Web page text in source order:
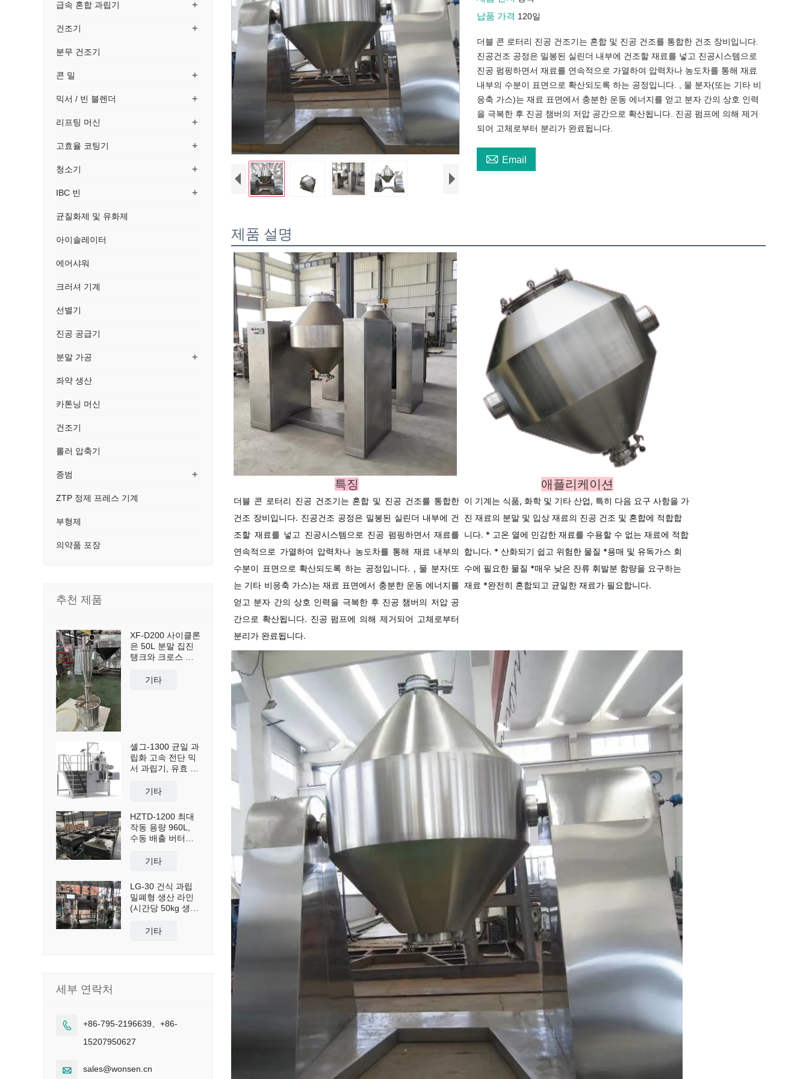
납품 가격 120일
더블 콘 로터리 진공 건조기는 혼합 및 진공 건조를 통합한 건조 장비입니다.
진공건조 공정은 밀봉된 실린더 내부에 건조할 재료를 넣고 진공시스템으로
진공 펌핑하면서 재료를 연속적으로 가열하여 압력차나 농도차를 통해 재료
내부의 수분이 표면으로 확산되도록 하는 공정입니다. , 물 분자(또는 기타 비
응축 가스)는 재료 표면에서 충분한 운동 에너지를 얻고 분자 간의 상호 인력
을 극복한 후 진공 챔버의 저압 공간으로 확산됩니다. 진공 펌프에 의해 제거
되어 고체로부터 분리가 완료됩니다.
 Email
제품 설명
특징
더블 콘 로터리 진공 건조기는 혼합 및 진공 건조를 통합한
건조 장비입니다. 진공건조 공정은 밀봉된 실린더 내부에 건
조할 재료를 넣고 진공시스템으로 진공 펌핑하면서 재료를
연속적으로 가열하여 압력차나 농도차를 통해 재료 내부의
수분이 표면으로 확산되도록 하는 공정입니다. , 물 분자(또
는 기타 비응축 가스)는 재료 표면에서 충분한 운동 에너지를
얻고 분자 간의 상호 인력을 극복한 후 진공 챔버의 저압 공
간으로 확산됩니다. 진공 펌프에 의해 제거되어 고체로부터
분리가 완료됩니다.
애플리케이션
이 기계는 식품, 화학 및 기타 산업, 특히 다음 요구 사항을 가
진 재료의 분말 및 입상 재료의 진공 건조 및 혼합에 적합합
니다. * 고온 열에 민감한 재료를 수용할 수 없는 재료에 적합
합니다. * 산화되기 쉽고 위험한 물질 *용매 및 유독가스 회
수에 필요한 물질 *매우 낮은 잔류 휘발분 함량을 요구하는
재료 *완전히 혼합되고 균일한 재료가 필요합니다.
+
급속 혼합 과립기
+
건조기
분무 건조기
+
콘 밀
+
믹서 / 빈 블렌더
+
리프팅 머신
+
고효율 코팅기
+
청소기
+
IBC 빈
균질화제 및 유화제
아이솔레이터
에어샤워
크러셔 기계
선별기
진공 공급기
+
분말 가공
좌약 생산
카톤닝 머신
건조기
롤러 압축기
+
종범
ZTP 정제 프레스 기계
부형제
의약품 포장
추천 제품
XF-D200 사이클론
은 50L 분말 집진
탱크와 크로스 카
진 집진 및 재사용
기타
셸그-1300 균일 과
립화 고속 전단 믹
서 과립기, 유효 용
기타
HZTD-1200 최대
작동 용량 960L,
수동 배출 버터플
기타
LG-30 건식 과립
밀폐형 생산 라인
(시간당 50kg 생산
기타
세부 연락처

+86-795-2196639、+86-
15207950627
 sales@wonsen.cn